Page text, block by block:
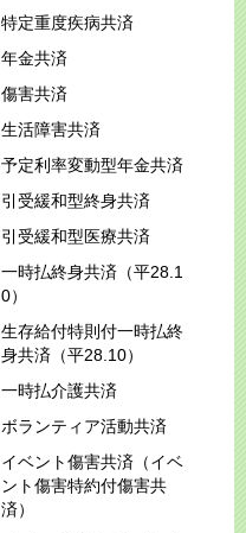
特定重度疾病共済
年金共済
傷害共済
生活障害共済
予定利率変動型年金共済
引受緩和型終身共済
引受緩和型医療共済
一時払終身共済（平28.1
0）
生存給付特則付一時払終
身共済（平28.10）
一時払介護共済
ボランティア活動共済
イベント傷害共済（イベ
ント傷害特約付傷害共
済）